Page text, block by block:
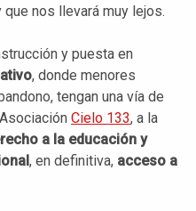
nos llevará muy lejos.
y puesta en
, donde menores
tengan una vía de
Cielo 133, a la
a la educación y
, en definitiva, acceso a